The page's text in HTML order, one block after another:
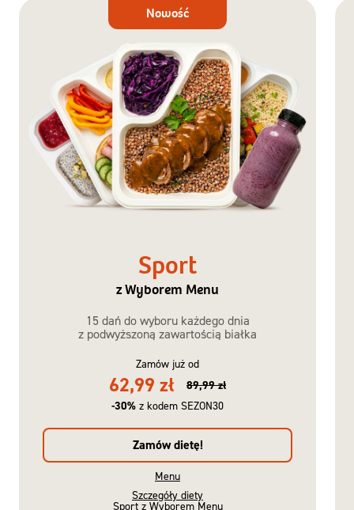
Dieta
Nowość
Sport
z Wyborem Menu
15 dań do wyboru każdego dnia
z podwyższoną zawartością białka
Zamów już od
62,99 zł
89,99 zł
-30% z kodem SEZON30
Zamów dietę!
Menu
Szczegóły diety
Sport z Wyborem Menu